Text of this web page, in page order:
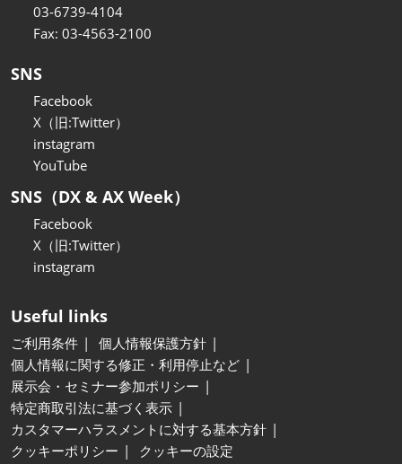
03-6739-4104
Fax: 03-4563-2100
SNS
Facebook
X（旧:Twitter）
instagram
YouTube
SNS（DX & AX Week）
Facebook
X（旧:Twitter）
instagram
Useful links
ご利用条件
個人情報保護方針
個人情報に関する修正・利用停止など
展示会・セミナー参加ポリシー
特定商取引法に基づく表示
カスタマーハラスメントに対する基本方針
クッキーポリシー
クッキーの設定